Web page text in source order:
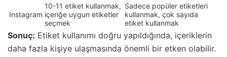
Instagram
10-11 etiket kullanmak,
içeriğe uygun etiketler
seçmek
Sadece popüler etiketleri
kullanmak, çok sayıda
etiket kullanmak
Sonuç: Etiket kullanımı doğru yapıldığında, içeriklerin
daha fazla kişiye ulaşmasında önemli bir etken olabilir.